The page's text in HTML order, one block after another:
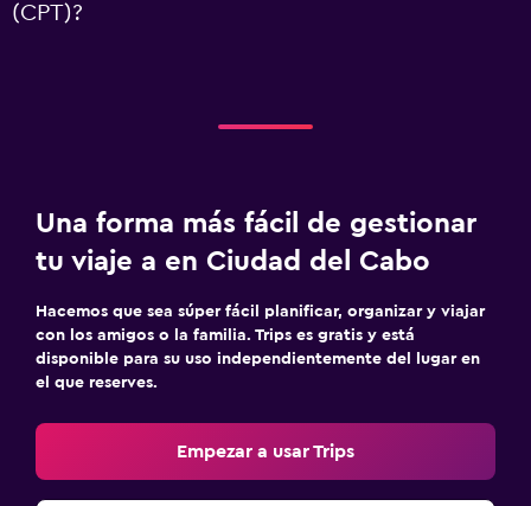
(CPT)?
Una forma más fácil de gestionar
tu viaje a en Ciudad del Cabo
Hacemos que sea súper fácil planificar, organizar y viajar
con los amigos o la familia. Trips es gratis y está
disponible para su uso independientemente del lugar en
el que reserves.
Empezar a usar Trips